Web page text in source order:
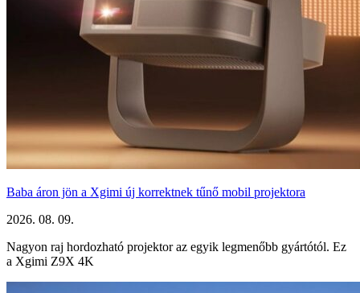
Baba áron jön a Xgimi új korrektnek tűnő mobil projektora
2026. 08. 09.
Nagyon raj hordozható projektor az egyik legmenőbb gyártótól. Ez
a Xgimi Z9X 4K